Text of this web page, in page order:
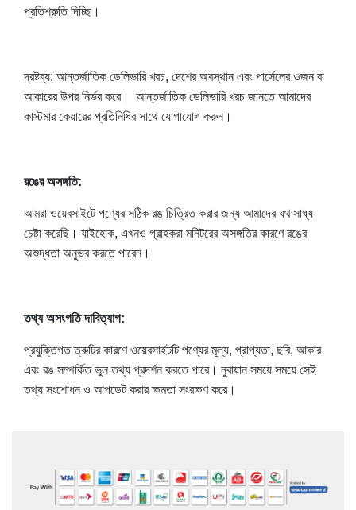
প্রতিশ্রুতি দিচ্ছি।
দ্রষ্টব্য: আন্তর্জাতিক ডেলিভারি খরচ, দেশের অবস্থান এবং পার্সেলের ওজন বা
আকারের উপর নির্ভর করে। আন্তর্জাতিক ডেলিভারি খরচ জানতে আমাদের
কাস্টমার কেয়ারের প্রতিনিধির সাথে যোগাযোগ করুন।
রঙের অসঙ্গতি:
আমরা ওয়েবসাইটে পণ্যের সঠিক রঙ চিত্রিত করার জন্য আমাদের যথাসাধ্য
চেষ্টা করেছি। যাইহোক, এখনও গ্রাহকরা মনিটরের অসঙ্গতির কারণে রঙের
অশুদ্ধতা অনুভব করতে পারেন।
তথ্য অসংগতি দাবিত্যাগ:
প্রযুক্তিগত ত্রুটির কারণে ওয়েবসাইটটি পণ্যের মূল্য, প্রাপ্যতা, ছবি, আকার
এবং রঙ সম্পর্কিত ভুল তথ্য প্রদর্শন করতে পারে। নুবায়ান সময়ে সময়ে সেই
তথ্য সংশোধন ও আপডেট করার ক্ষমতা সংরক্ষণ করে।